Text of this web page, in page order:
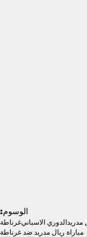
الوسوم:
مدريدالدوري الاسبانيغرناطة
مباراة ريال مدريد ضد غرناطة